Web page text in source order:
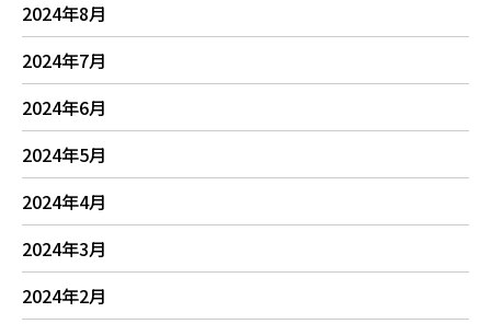
2024年8月
2024年7月
2024年6月
2024年5月
2024年4月
2024年3月
2024年2月